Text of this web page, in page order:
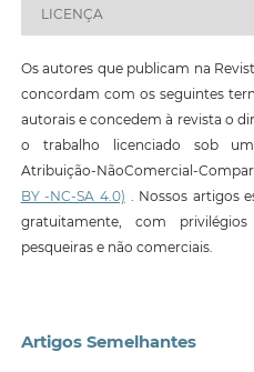
LICENÇA
Os autores que publicam na
concordam com os seguintes
autorais e concedem à revista o
o trabalho licenciado sob
Atribuição-NãoComercial-
BY -NC-SA 4.0) . Nossos artigos
gratuitamente, com
pesqueiras e não comerciais.
Artigos Semelhantes